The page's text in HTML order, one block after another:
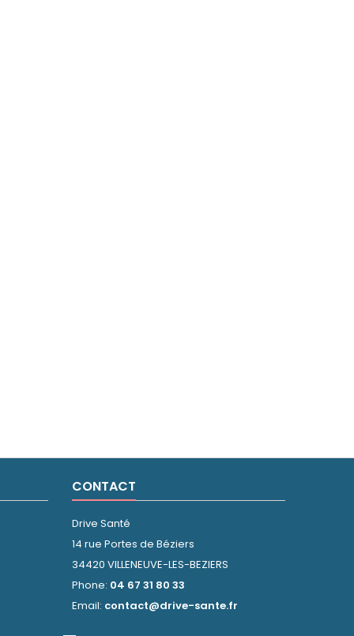
CONTACT
Drive Santé
14 rue Portes de Béziers
34420 VILLENEUVE-LES-BEZIERS
Phone: 04 67 31 80 33
Email: contact@drive-sante.fr